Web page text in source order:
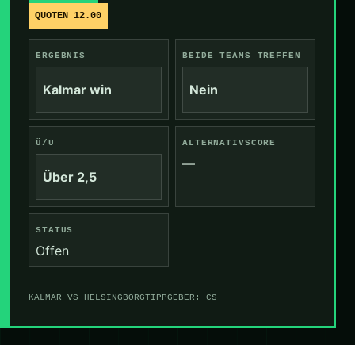
QUOTEN 12.00
ERGEBNIS
Kalmar win
BEIDE TEAMS TREFFEN
Nein
Ü/U
Über 2,5
ALTERNATIVSCORE
—
STATUS
Offen
KALMAR VS HELSINGBORGTIPPGEBER: CS